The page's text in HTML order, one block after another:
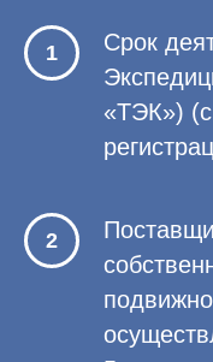
Срок
«ТЭК») (с